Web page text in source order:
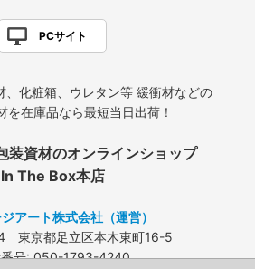
PCサイト
、化粧箱、ウレタン等 緩衝材などの
を在庫品なら最短当日出荷！
装資材のオンラインショップ
In The Box本店
アート株式会社（運営）
東京都足立区本木東町16-5
号: 050-1793-4240